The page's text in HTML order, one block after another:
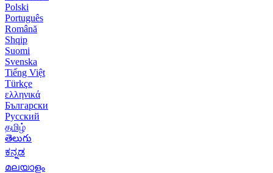
Polski
Português
Română
Shqip
Suomi
Svenska
Tiếng Việt
Türkçe
ελληνικά
Български
Русский
தமிழ்
తెలుగు
ಕನ್ನಡ
മലയാളം